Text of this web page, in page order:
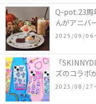
Q-pot.23周
んがアニバ
ーキアクセ
「かぼち
2025/09/06
「
ズのコラボ
作コレクシ
2025/08/27